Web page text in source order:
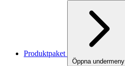
Produktpaket
Öppna undermeny